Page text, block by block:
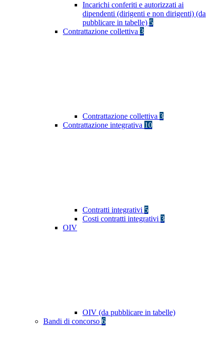
Incarichi conferiti e autorizzati ai
dipendenti (dirigenti e non dirigenti) (da
pubblicare in tabelle) 5
Contrattazione collettiva 3
Contrattazione collettiva 3
Contrattazione integrativa 10
Contratti integrativi 5
Costi contratti integrativi 3
OIV
OIV (da pubblicare in tabelle)
Bandi di concorso 6